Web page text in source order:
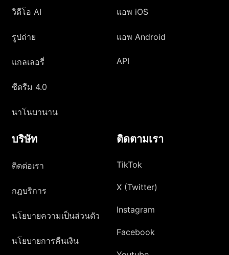
วิดีโอ AI
รูปถ่าย
แกลเลอรี่
ซีดรีม 4.0
นาโนบานาน
แอพ iOS
แอพ Android
API
บริษัท
ติดต่อเรา
กฎบริการ
นโยบายความเป็นส่วนตัว
นโยบายการคืนเงิน
ติดตามเรา
TikTok
X (Twitter)
Instagram
Facebook